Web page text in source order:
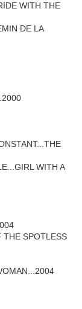
WITH THE
DE LA
WITH A
THE SPOTLESS